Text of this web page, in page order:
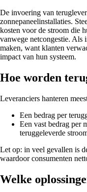
De invoering van
zonnepaneelinstallaties.
kosten voor de stroom die
vanwege netcongestie. Als
maken, want klanten
impact van hun systeem.
Hoe worden
Leveranciers hanteren
Een bedrag per
Een vast bedrag per
teruggeleverde
Let op: in veel gevallen is
waardoor consumenten
Welke